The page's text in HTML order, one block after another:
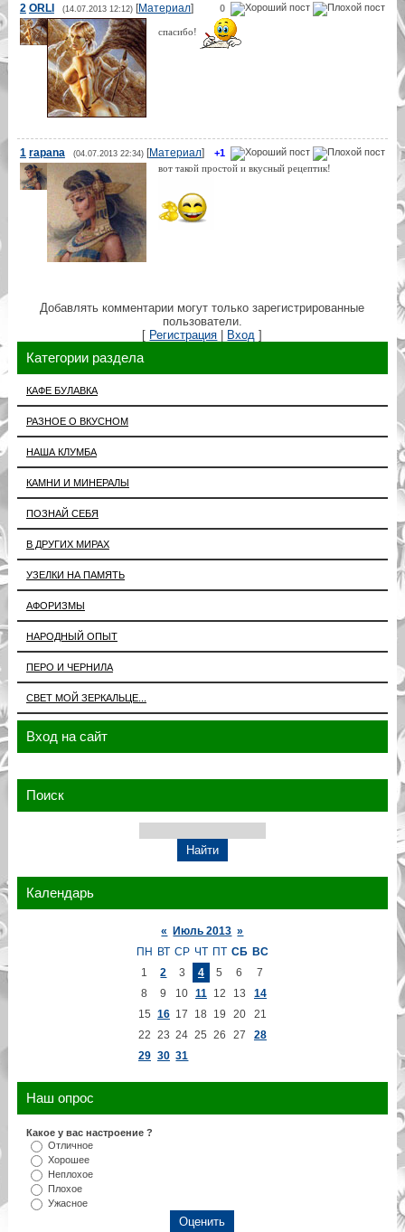
0
2 ORLI (14.07.2013 12:12)[Материал]
спасибо!
+1
1 rapana (04.07.2013 22:34)[Материал]
вот такой простой и вкусный рецептик!
Добавлять комментарии могут только зарегистрированные
пользователи.
[ Регистрация | Вход ]
Категории раздела
КАФЕ БУЛАВКА
РАЗНОЕ О ВКУСНОМ
НАША КЛУМБА
КАМНИ И МИНЕРАЛЫ
ПОЗНАЙ СЕБЯ
В ДРУГИХ МИРАХ
УЗЕЛКИ НА ПАМЯТЬ
АФОРИЗМЫ
НАРОДНЫЙ ОПЫТ
ПЕРО И ЧЕРНИЛА
СВЕТ МОЙ ЗЕРКАЛЬЦЕ...
Вход на сайт
Поиск
Календарь
« Июль 2013 »
ПН ВТ СР ЧТ ПТ СБ ВС
1
2 3 4 5 6
7
8
9 10 11 12 13
14
15 16 17 18 19 20
21
22 23 24 25 26 27
28
29 30 31
Наш опрос
Какое у вас настроение ?
Отличное
Хорошее
Неплохое
Плохое
Ужасное